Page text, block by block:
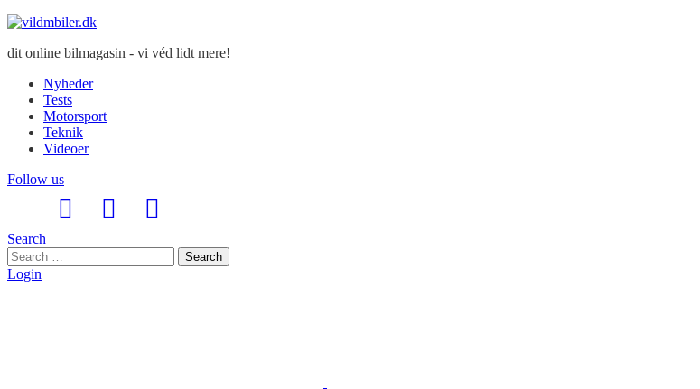
dit online bilmagasin - vi véd lidt mere!
Nyheder
Tests
Motorsport
Teknik
Videoer
Follow us
Search
Search
for:
Search
Login